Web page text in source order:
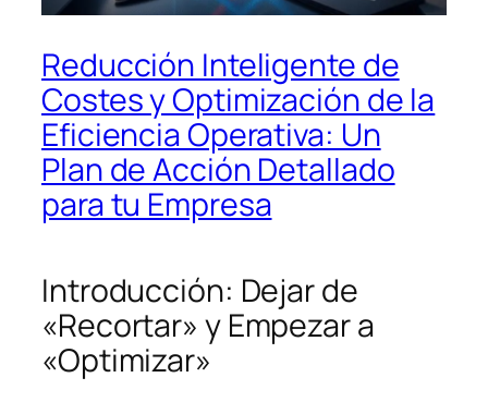
Reducción Inteligente de
Costes y Optimización de la
Eficiencia Operativa: Un
Plan de Acción Detallado
para tu Empresa
Introducción: Dejar de
«Recortar» y Empezar a
«Optimizar»